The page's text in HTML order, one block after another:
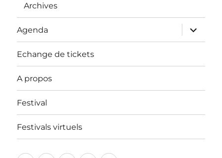
Archives
Agenda
ouvrir
le
sous-
Echange de tickets
A propos
Festival
Festivals virtuels